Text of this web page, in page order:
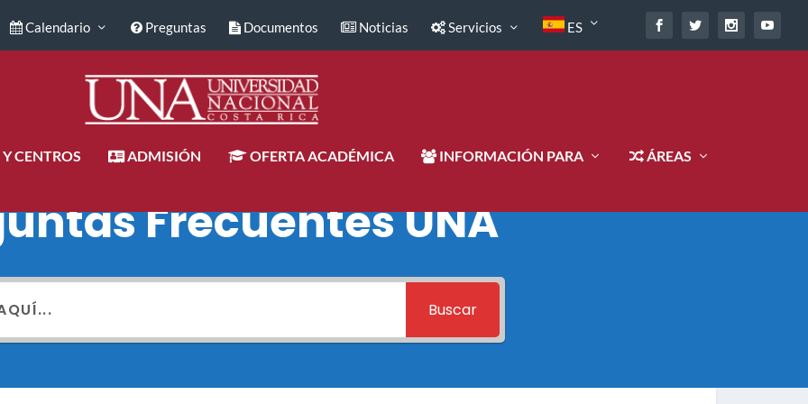
Calendario Preguntas Documentos Noticias Servicios ES
CENTROS ADMISIÓN OFERTA ACADÉMICA INFORMACIÓN PARA ÁREAS
Frecuentes UNA
Buscar